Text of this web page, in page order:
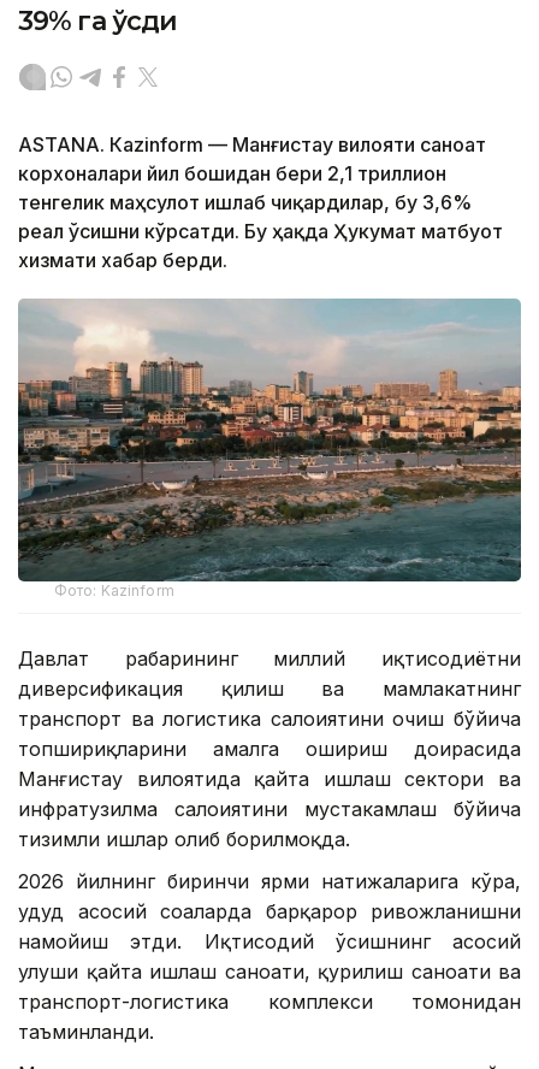
39% га ўсди
ASTANА. Кazinform — Манғистау вилояти саноат
корхоналари йил бошидан бери 2,1 триллион
тенгелик маҳсулот ишлаб чиқардилар, бу 3,6%
реал ўсишни кўрсатди. Бу ҳақда Ҳукумат матбуот
хизмати хабар берди.
Фото: Kazinform
Давлат раҳбарининг миллий иқтисодиётни
диверсификация қилиш ва мамлакатнинг
транспорт ва логистика салоҳиятини очиш бўйича
топшириқларини амалга ошириш доирасида
Манғистау вилоятида қайта ишлаш сектори ва
инфратузилма салоҳиятини мустаҳкамлаш бўйича
тизимли ишлар олиб борилмоқда.
2026 йилнинг биринчи ярми натижаларига кўра,
ҳудуд асосий соҳаларда барқарор ривожланишни
намойиш этди. Иқтисодий ўсишнинг асосий
улуши қайта ишлаш саноати, қурилиш саноати ва
транспорт-логистика комплекси томонидан
таъминланди.